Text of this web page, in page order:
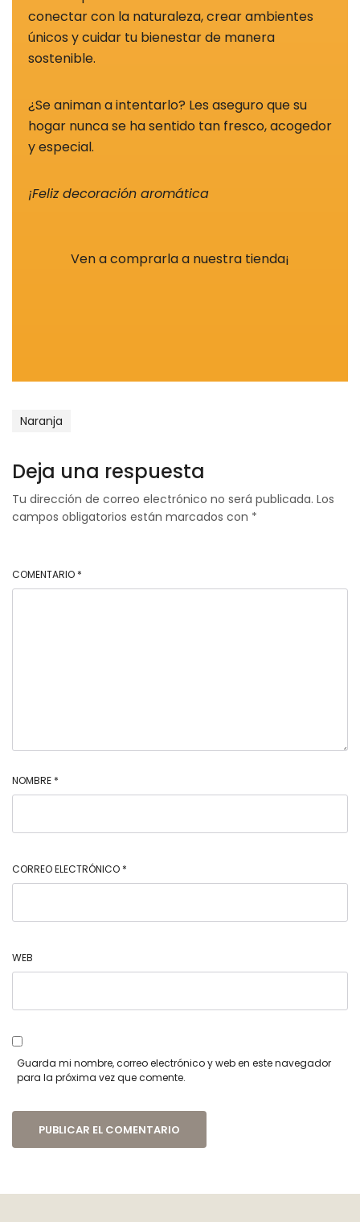
conectar con la naturaleza, crear ambientes
únicos y cuidar tu bienestar de manera
sostenible.
¿Se animan a intentarlo? Les aseguro que su
hogar nunca se ha sentido tan fresco, acogedor
y especial.
¡Feliz decoración aromática
Ven a comprarla a nuestra tienda¡
Naranja
Deja una respuesta
Tu dirección de correo electrónico no será publicada. Los
campos obligatorios están marcados con *
COMENTARIO *
NOMBRE *
CORREO ELECTRÓNICO *
WEB
Guarda mi nombre, correo electrónico y web en este navegador
para la próxima vez que comente.